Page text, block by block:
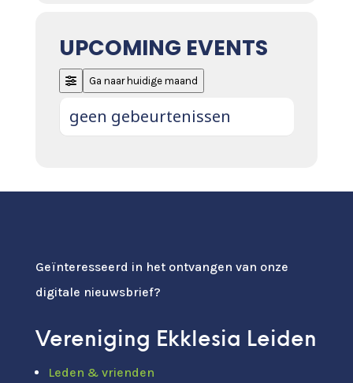
UPCOMING EVENTS
Ga naar huidige maand
geen gebeurtenissen
Geïnteresseerd in het ontvangen van onze
digitale nieuwsbrief?
Vereniging Ekklesia Leiden
Leden & vrienden